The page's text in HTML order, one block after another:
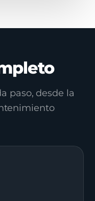
paso, desde la